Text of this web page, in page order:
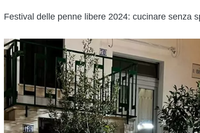
Festival delle penne libere 2024: cucinare senza